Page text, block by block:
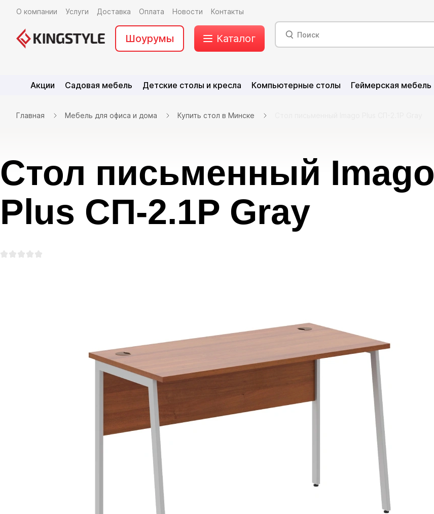
О компании Услуги Доставка Оплата Новости Контакты
Шоурумы Каталог
Акции Садовая мебель Детские столы и кресла Компьютерные столы Геймерская мебель
Главная Мебель для офиса и дома Купить стол в Минске
Стол письменный Imago
Plus СП-2.1P Gray